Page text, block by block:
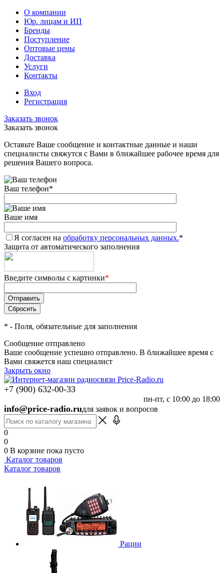
О компании
Юр. лицам и ИП
Бренды
Поступление
Оптовые цены
Доставка
Услуги
Контакты
Вход
Регистрация
Заказать звонок
Заказать звонок
Оставьте Ваше сообщение и контактные данные и наши
специалисты свяжутся с Вами в ближайшее рабочее время для
решения Вашего вопроса.
Ваш телефон*
Ваше имя
Я согласен на обработку персональных данных.*
Защита от автоматического заполнения
Введите символы с картинки*
* - Поля, обязательные для заполнения
Сообщение отправлено
Ваше сообщение успешно отправлено. В ближайшее время с
Вами свяжется наш специалист
Закрыть окно
+7 (900) 632-00-33
пн-пт, с 10:00 до 18:00
info@price-radio.ruдля заявок и вопросов
0
0
0 В корзине пока пусто
Каталог товаров
Каталог товаров
Рации